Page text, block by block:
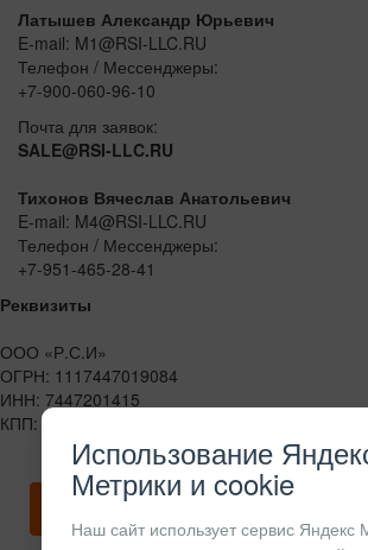
Латышев Александр Юрьевич
E-mail: M1@RSI-LLC.RU
Телефон / Мессенджеры:
+7-900-060-96-10
Почта для заявок:
SALE@RSI-LLC.RU
Тихонов Вячеслав Анатольевич
E-mail: M4@RSI-LLC.RU
Телефон / Мессенджеры:
+7-951-465-28-41
Реквизиты
ООО «Р.С.И»
ОГРН: 1117447019084
ИНН: 7447201415
КПП: 744701001
Скачать карточку предприятия
Использование
Метрики и cookie
Наш сайт использует сервис Яндекс